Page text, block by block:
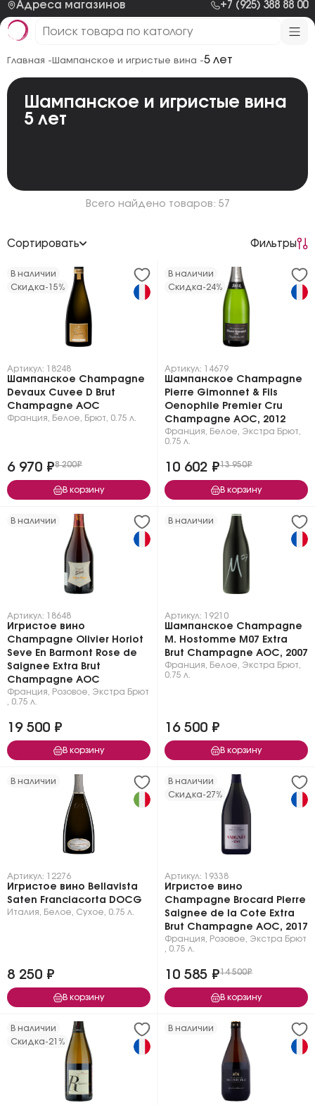
Адреса магазинов +7 (925) 388 88 00
Главная - Шампанское и игристые вина -5 лет
Шампанское и игристые вина
5 лет
Всего найдено товаров: 57
Сортировать Фильтры
В наличии
Скидка-15%
Артикул: 18248
Шампанское Champagne
Devaux Cuvee D Brut
Champagne AOC
Франция Белое Брют 0.75 л.
6 970 ₽8 200₽
В корзину
В наличии
Скидка-24%
Артикул: 14679
Шампанское Champagne
Pierre Gimonnet & Fils
Oenophile Premier Cru
Champagne AOC, 2012
Франция Белое Экстра Брют
0.75 л.
10 602 ₽13 950₽
В корзину
В наличии
Артикул: 18648
Игристое вино
Champagne Olivier Horiot
Seve En Barmont Rose de
Saignee Extra Brut
Champagne AOC
Франция Розовое
Экстра Брют
0.75 л.
19 500 ₽
В корзину
В наличии
Артикул: 19210
Шампанское Champagne
M. Hostomme M07 Extra
Brut Champagne AOC, 2007
Франция Белое Экстра Брют
0.75 л.
16 500 ₽
В корзину
В наличии
Артикул: 12276
Игристое вино Bellavista
Saten Franciacorta DOCG
Италия Белое Сухое 0.75 л.
8 250 ₽
В корзину
В наличии
Скидка-27%
Артикул: 19338
Игристое вино
Champagne Brocard Pierre
Saignee de la Cote Extra
Brut Champagne AOC, 2017
Франция Розовое
Экстра Брют
0.75 л.
10 585 ₽14 500₽
В корзину
В наличии
Скидка-21%
В наличии